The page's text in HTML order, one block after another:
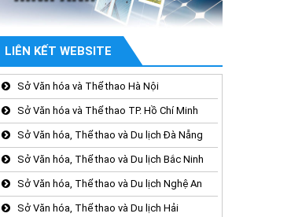
LIÊN KẾT WEBSITE
Sở Văn hóa và Thể thao Hà Nội
Sở Văn hóa và Thể thao TP. Hồ Chí Minh
Sở Văn hóa, Thể thao và Du lịch Đà Nẵng
Sở Văn hóa, Thể thao và Du lịch Bắc Ninh
Sở Văn hóa, Thể thao và Du lịch Nghệ An
Sở Văn hóa, Thể thao và Du lịch Hải